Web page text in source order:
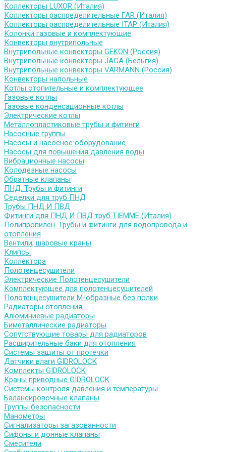
Коллекторы LUXOR (Италия)
Коллекторы распределительные FAR (Италия)
Коллекторы распределительные ITAP (Италия)
Колонки газовые и комплектующие
Конвекторы внутрипольные
Внутрипольные конвекторы GEKON (Россия)
Внутрипольные конвекторы JAGA (Бельгия)
Внутрипольные конвекторы VARMANN (Россия)
Конвекторы напольные
Котлы отопительные и комплектующее
Газовые котлы
Газовые конденсационные котлы
Электрические котлы
Металлопластиковые трубы и фитинги
Насосные группы
Насосы и насосное оборудование
Насосы для повышения давления воды
Вибрационные насосы
Колодезные насосы
Обратные клапаны
ПНД. Трубы и фитинги
Седелки для труб ПНД
Трубы ПНД И ПВД
Фитинги для ПНД И ПВД труб TIEMME (Италия)
Полипропилен. Трубы и фитинги для водопровода и
отопления
Вентили, шаровые краны
Клипсы
Коллектора
Полотенцесушители
Электрические Полотенцесушители
Комплектующее для полотенцесушителей
Полотенцесушители М-образные без полки
Радиаторы отопления
Алюминиевые радиаторы
Биметаллические радиаторы
Сопутствующие товары для радиаторов
Расширительные баки для отопления
Системы защиты от протечки
Датчики влаги GIDROLOCK
Комплекты GIDROLOCK
Краны приводные GIDROLOCK
Системы контроля давления и температуры
Балансировочные клапаны
Группы безопасности
Манометры
Сигнализаторы загазованности
Сифоны и донные клапаны
Смесители